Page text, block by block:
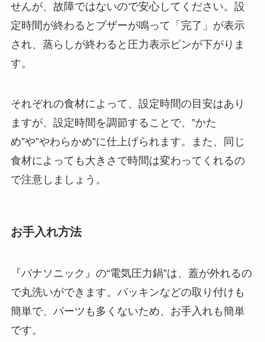
せんが、故障ではないので安心してください。設
定時間が終わるとブザーが鳴って「完了」が表示
され、蒸らしが終わると圧力表示ピンが下がりま
す。
それぞれの食材によって、設定時間の目安はあり
ますが、設定時間を調節することで、”かた
め”や”やわらかめ”に仕上げられます。また、同じ
食材によっても大きさで時間は変わってくれるの
で注意しましょう。
お手入れ方法
『パナソニック』の“電気圧力鍋”は、蓋が外れるの
で丸洗いができます。 パッキンなどの取り付けも
簡単で、パーツも多くないため、お手入れも簡単
です。